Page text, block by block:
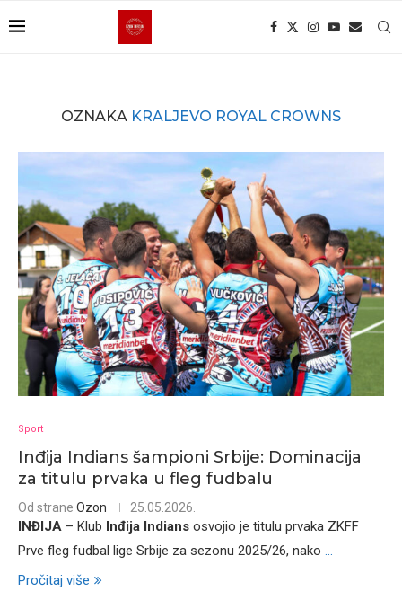
OZNAKA KRALJEVO ROYAL CROWNS
Sport
Inđija Indians šampioni Srbije: Dominacija
za titulu prvaka u fleg fudbalu
Od strane Ozon 25.05.2026.
INĐIJA – Klub Inđija Indians osvojio je titulu prvaka ZKFF
Prve fleg fudbal lige Srbije za sezonu 2025/26, nako ...
Pročitaj više